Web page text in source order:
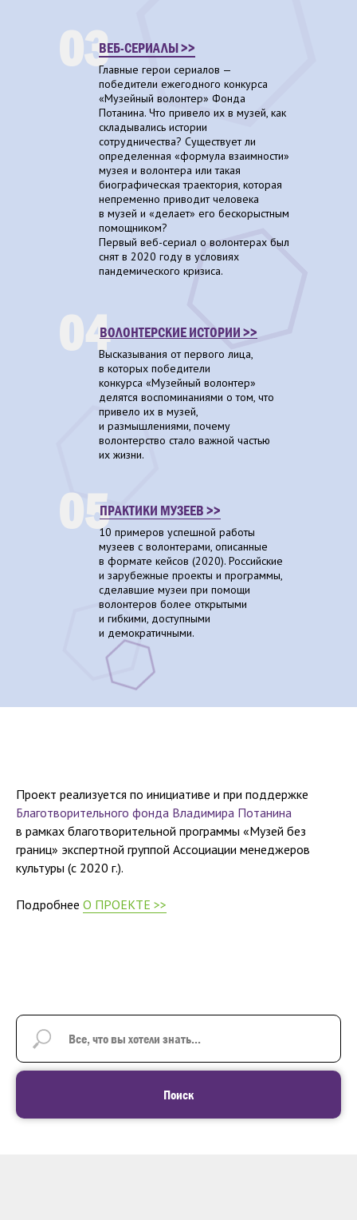
04
03
05
Главные герои сериалов —
победители ежегодного конкурса
«Музейный волонтер» Фонда
Потанина. Что привело их в музей, как
складывались истории
сотрудничества? Существует ли
определенная «формула взаимности»
музея и волонтера или такая
биографическая траектория, которая
непременно приводит человека
в музей и «делает» его бескорыстным
помощником?
Первый веб-сериал о волонтерах был
снят в 2020 году в условиях
пандемического кризиса.
ВЕБ-СЕРИАЛЫ >>
Высказывания от первого лица,
в которых победители
конкурса «Музейный волонтер»
делятся воспоминаниями о том, что
привело их в музей,
и размышлениями, почему
волонтерство стало важной частью
их жизни.
ВОЛОНТЕРСКИЕ ИСТОРИИ >>
10 примеров успешной работы
музеев с волонтерами, описанные
в формате кейсов (2020). Российские
и зарубежные проекты и программы,
сделавшие музеи при помощи
волонтеров более открытыми
и гибкими, доступными
и демократичными.
ПРАКТИКИ МУЗЕЕВ >>
Проект реализуется по инициативе и при поддержке
Благотворительного фонда Владимира Потанина
в рамках благотворительной программы «Музей без
границ» экспертной группой Ассоциации менеджеров
культуры (с 2020 г.).
Подробнее О ПРОЕКТЕ >>
Поиск